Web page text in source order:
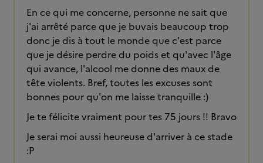
En ce qui me concerne, personne ne sait que
j'ai arrêté parce que je buvais beaucoup trop
donc je dis à tout le monde que c'est parce
que je désire perdre du poids et qu'avec l'âge
qui avance, l'alcool me donne des maux de
tête violents. Bref, toutes les excuses sont
bonnes pour qu'on me laisse tranquille :)
Je te félicite vraiment pour tes 75 jours !! Bravo
Je serai moi aussi heureuse d'arriver à ce stade
:P